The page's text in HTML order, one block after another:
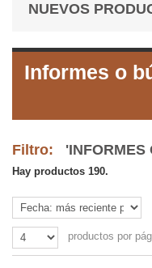
NUEVOS
Informes o
Filtro: 'INFORMES
Hay productos 190.
productos por